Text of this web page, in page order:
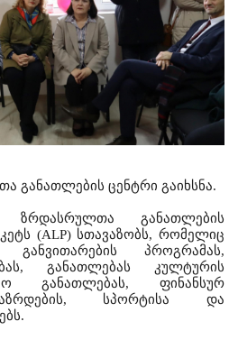
განათლების ცენტრი გაიხსნა.
ზრდასრულთა განათლების
(ALP) სთავაზობს, რომელიც
პროგრამას,
განათლებას კულტურის
განათლებას, ფინანსურ
სპორტისა და